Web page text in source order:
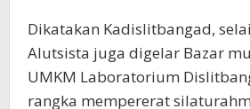
Dikatakan Kadislitbangad,
Alutsista juga digelar Bazar
UMKM Laboratorium
rangka mempererat